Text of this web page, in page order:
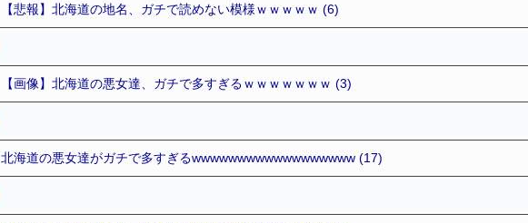
【悲報】北海道の地名、ガチで読めない模様ｗｗｗｗｗ (6)
【画像】北海道の悪女達、ガチで多すぎるｗｗｗｗｗｗｗ (3)
北海道の悪女達がガチで多すぎるwwwwwwwwwwwwwwwwww (17)